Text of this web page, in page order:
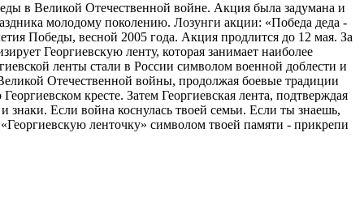
в Великой Отечественной войне. Акция была задумана и
молодому поколению. Лозунги акции: «Победа деда -
Победы, весной 2005 года. Акция продлится до 12 мая. За
Георгиевскую ленту, которая занимает наиболее
ленты стали в России символом военной доблести и
Отечественной войны, продолжая боевые традиции
кресте. Затем Георгиевская лента, подтверждая
знаки. Если война коснулась твоей семьи. Если ты знаешь,
ленточку» символом твоей памяти - прикрепи